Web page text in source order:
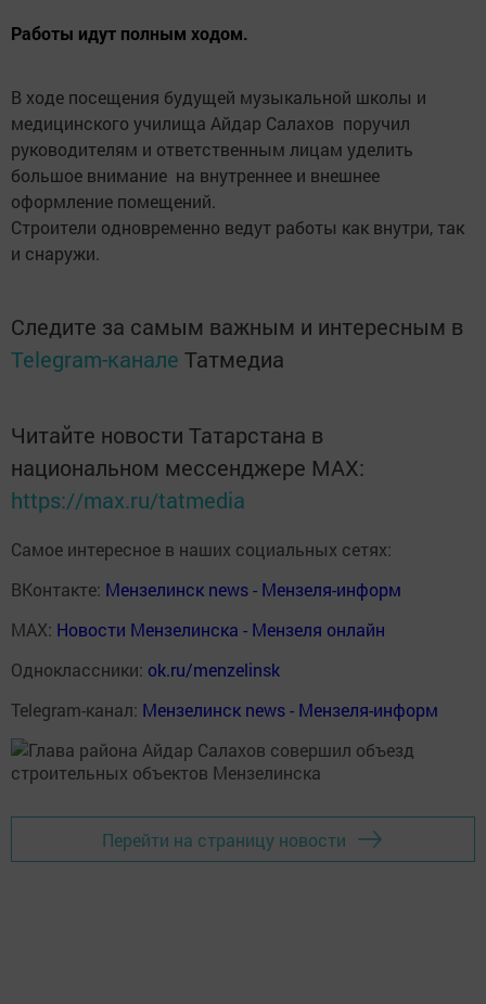
Работы идут полным ходом.
В ходе посещения будущей музыкальной школы и
медицинского училища Айдар Салахов поручил
руководителям и ответственным лицам уделить
большое внимание на внутреннее и внешнее
оформление помещений.
Строители одновременно ведут работы как внутри, так
и снаружи.
Следите за самым важным и интересным в
Telegram-канале Татмедиа
Читайте новости Татарстана в
национальном мессенджере MАХ:
https://max.ru/tatmedia
Самое интересное в наших социальных сетях:
ВКонтакте: Мензелинск news - Мензеля-информ
MAX: Новости Мензелинска - Мензеля онлайн
Одноклассники: ok.ru/menzelinsk
Telegram-канал: Мензелинск news - Мензеля-информ
Перейти на страницу новости